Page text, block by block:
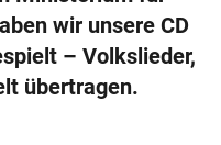
wir unsere CD
– Volkslieder,
übertragen.